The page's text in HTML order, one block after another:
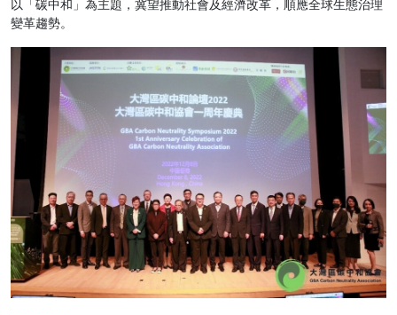
以「碳中和」為主題，冀望推動社會及經濟改革，順應全球生態治理
變革趨勢。